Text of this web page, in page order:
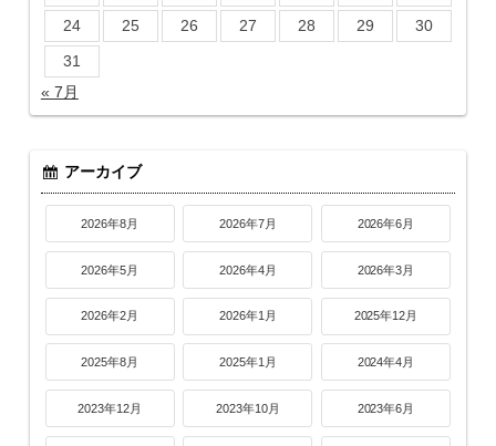
24
25 26 27 28 29
30
31
« 7月
アーカイブ
2026年8月 2026年7月 2026年6月
2026年5月 2026年4月 2026年3月
2026年2月 2026年1月 2025年12月
2025年8月 2025年1月 2024年4月
2023年12月 2023年10月 2023年6月